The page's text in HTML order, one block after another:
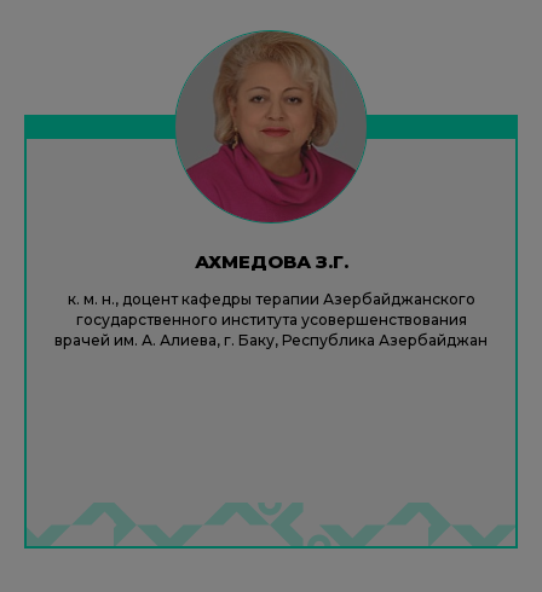
АХМЕДОВА З.Г.
к. м. н., доцент кафедры терапии Азербайджанского
государственного института усовершенствования
врачей им. А. Алиева, г. Баку, Республика Азербайджан